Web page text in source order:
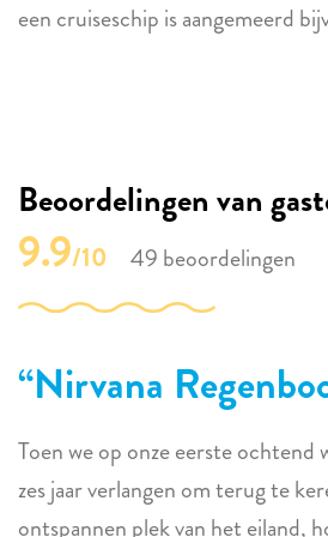
een cruiseschip is aangemeerd
Beoordelingen van
9.9/10 49 beoordelingen
Nirvana
Toen we op onze eerste ochtend
zes jaar verlangen om terug te
ontspannen plek van het eiland,